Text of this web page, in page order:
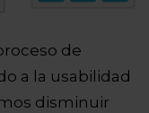
de
a la usabilidad
disminuir